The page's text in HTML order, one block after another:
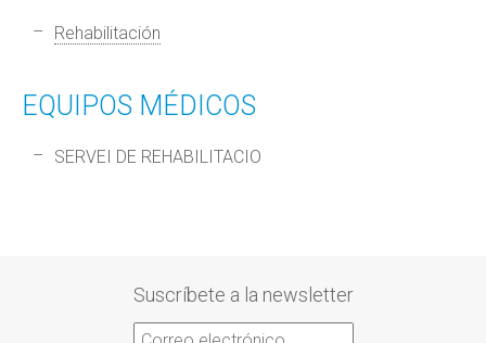
Rehabilitación
EQUIPOS MÉDICOS
SERVEI DE REHABILITACIO
Suscríbete a la newsletter